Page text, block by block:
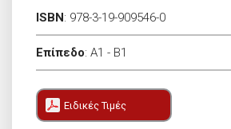
ISBN: 978-3-19-909546-0
Επίπεδο: A1 - B1
Ειδικές Τιμές